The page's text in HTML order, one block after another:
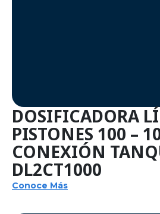
DOSIFICADORA
PISTONES 100 –
CONEXIÓN
DL2CT1000
Conoce Más